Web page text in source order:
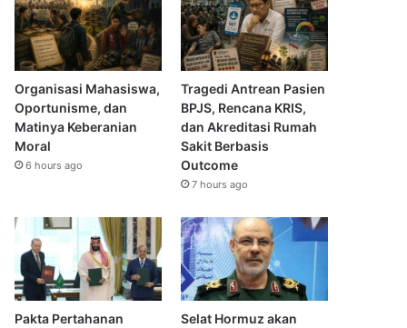
Organisasi Mahasiswa,
Oportunisme, dan
Matinya Keberanian
Moral
6 hours ago
Tragedi Antrean Pasien
BPJS, Rencana KRIS,
dan Akreditasi Rumah
Sakit Berbasis
Outcome
7 hours ago
Pakta Pertahanan
Selat Hormuz akan